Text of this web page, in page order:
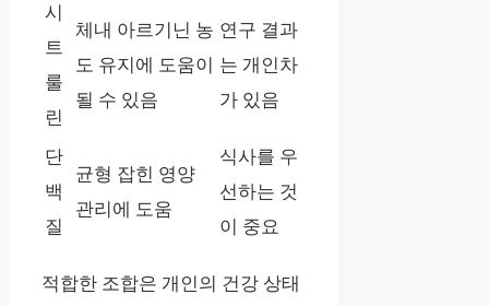
시
트
룰
린
체내 아르기닌 농
도 유지에 도움이
될 수 있음
연구 결과
는 개인차
가 있음
단
백
질
균형 잡힌 영양
관리에 도움
식사를 우
선하는 것
이 중요
적합한 조합은 개인의 건강 상태